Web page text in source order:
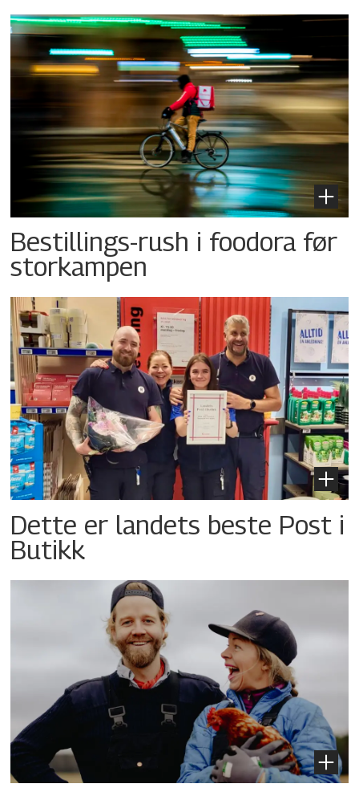
Bestillings-rush i foodora før
storkampen
Dette er landets beste Post i
Butikk